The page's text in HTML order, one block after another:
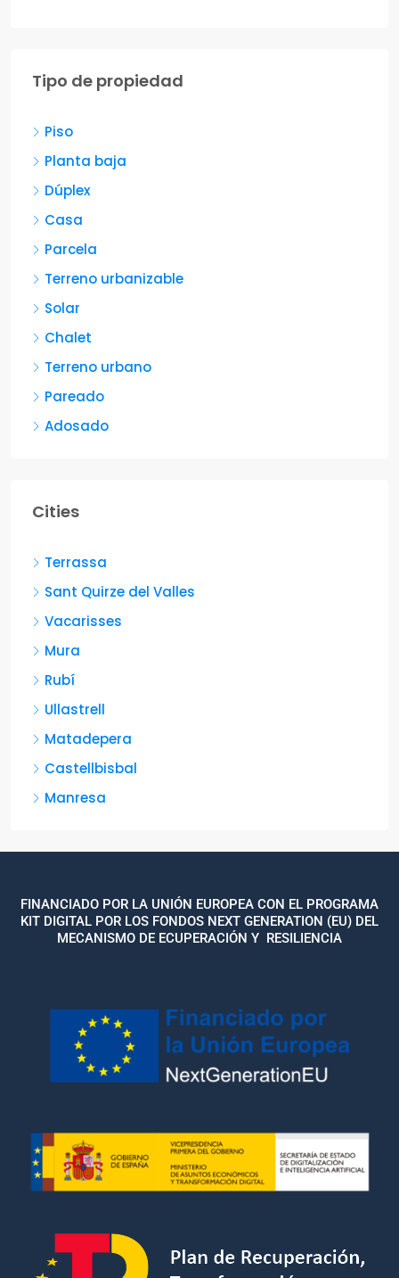
Tipo de propiedad
Piso
Planta baja
Dúplex
Casa
Parcela
Terreno urbanizable
Solar
Chalet
Terreno urbano
Pareado
Adosado
Cities
Terrassa
Sant Quirze del Valles
Vacarisses
Mura
Rubí
Ullastrell
Matadepera
Castellbisbal
Manresa
FINANCIADO POR LA UNIÓN EUROPEA CON EL PROGRAMA
KIT DIGITAL POR LOS FONDOS NEXT GENERATION (EU) DEL
MECANISMO DE ECUPERACIÓN Y RESILIENCIA